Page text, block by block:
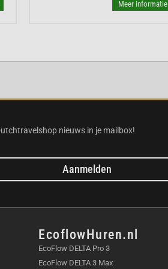
Meer informatie
nieuws in je mailbox!
Aanmelden
EcoflowHuren.nl
EcoFlow DELTA Pro 3
EcoFlow DELTA 3 Max